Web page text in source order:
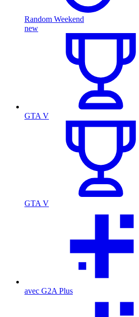
Random Weekend
new
GTA V
GTA V
avec G2A Plus